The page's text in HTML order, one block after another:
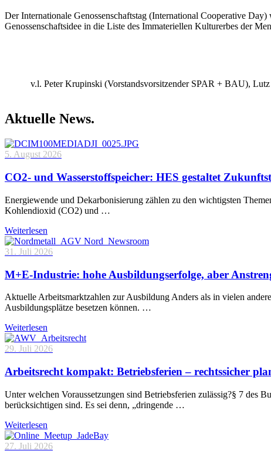
Der Internationale Genossenschaftstag (International Cooperative
Genossenschaftsidee in die Liste des Immateriellen Kulturerbes der
v.l. Peter Krupinski (Vorstandsvorsitzender SPAR + BAU),
Aktuelle News.
5. August 2026
CO2- und Wasserstoffspeicher: HES gestaltet
Energiewende und Dekarbonisierung zählen zu den wichtigsten
Kohlendioxid (CO2) und …
Weiterlesen
31. Juli 2026
M+E-Industrie: hohe Ausbildungserfolge, aber
Aktuelle Arbeitsmarktzahlen zur Ausbildung Anders als in vielen
Ausbildungsplätze besetzen können. …
Weiterlesen
29. Juli 2026
Arbeitsrecht kompakt: Betriebsferien – rechtssicher
Unter welchen Voraussetzungen sind Betriebsferien zulässig?§ 7 des
berücksichtigen sind. Es sei denn, „dringende …
Weiterlesen
27. Juli 2026